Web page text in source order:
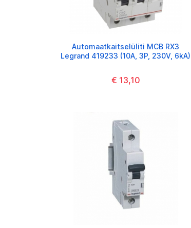
Automaatkaitselüliti MCB RX3
Legrand 419233 (10A, 3P, 230V, 6kA)
€ 13,10